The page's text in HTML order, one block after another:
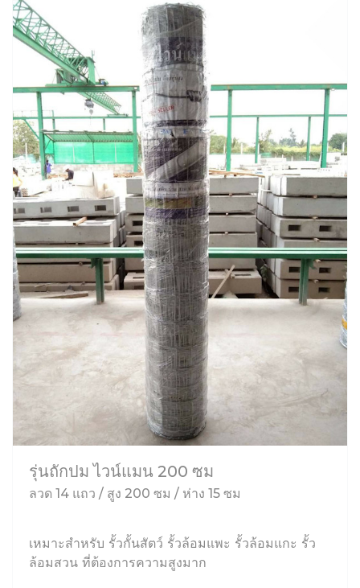
รุ่นถักปม ไวน์แมน 200 ซม
ลวด 14 แถว / สูง 200 ซม / ห่าง 15 ซม
เหมาะสำหรับ รั้วกั้นสัตว์ รั้วล้อมแพะ รั้วล้อมแกะ รั้ว
ล้อมสวน ที่ต้องการความสูงมาก